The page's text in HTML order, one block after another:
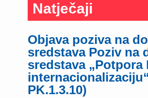
Natječaji
Objava poziva na
sredstava Poziv na
sredstava „Potpora
PK.1.3.10)